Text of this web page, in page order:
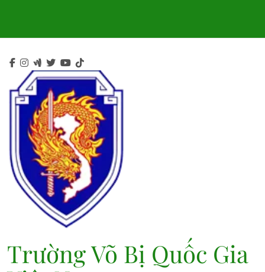
Trường Võ Bị Quốc Gia